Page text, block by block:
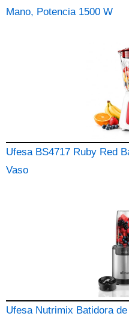
Mano, Potencia 1500 W
Ufesa BS4717 Ruby Red
Vaso
Ufesa Nutrimix Batidora